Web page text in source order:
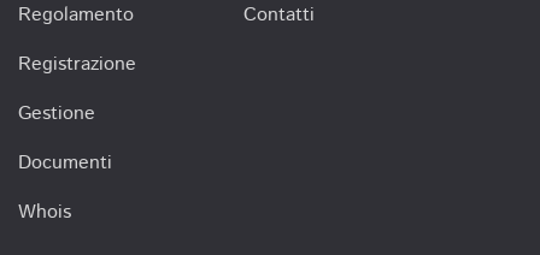
Regolamento
Registrazione
Gestione
Documenti
Whois
Contatti